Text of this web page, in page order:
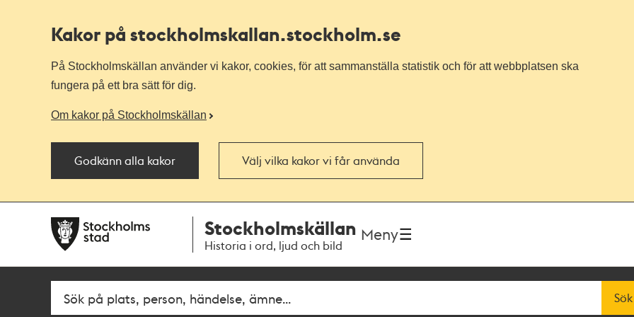
Kakor på stockholmskallan.stockholm.se
På Stockholmskällan använder vi kakor, cookies, för att sammanställa statistik och för att webbplatsen ska
fungera på ett bra sätt för dig.
Om kakor på Stockholmskällan
Godkänn alla kakor Välj vilka kakor vi får använda
navigationen
huvudinnehållet
Stockholmskällan
Historia i ord, ljud och bild
Meny
Fritextsök Sök